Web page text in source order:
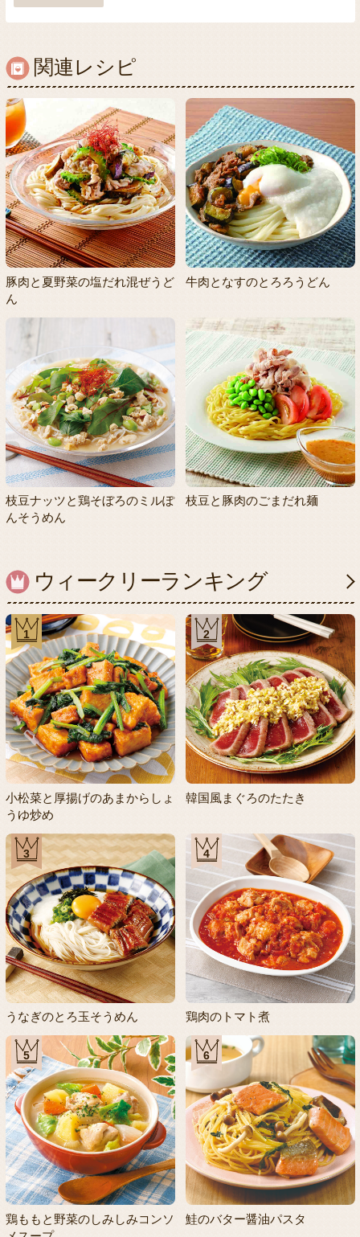
関連レシピ
豚肉と夏野菜の塩だれ混ぜうど
ん
牛肉となすのとろろうどん
枝豆ナッツと鶏そぼろのミルぽ
んそうめん
枝豆と豚肉のごまだれ麺
ウィークリーランキング
1
小松菜と厚揚げのあまからしょ
うゆ炒め
2
韓国風まぐろのたたき
3
うなぎのとろ玉そうめん
4
鶏肉のトマト煮
5
鶏ももと野菜のしみしみコンソ
6
鮭のバター醤油パスタ